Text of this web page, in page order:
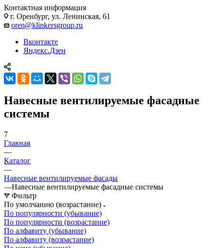
Контактная информация
г. Оренбург, ул. Ленинская, 61
oren@klinkersgroup.ru
Вконтакте
Яндекс.Дзен
Навесные вентилируемые фасадные
системы
7
Главная
—
Каталог
—
Навесные вентилируемые фасады
—Навесные вентилируемые фасадные системы
Фильтр
По умолчанию (возрастание)
По популярности (убывание)
По популярности (возрастание)
По алфавиту (убывание)
По алфавиту (возрастание)